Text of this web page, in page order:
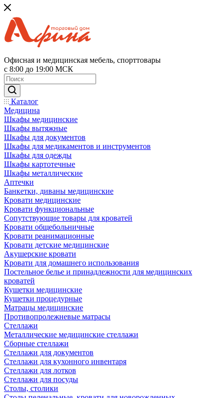
Офисная и медицинская мебель, спорттовары
с 8:00 до 19:00 МСК
Каталог
Медицина
Шкафы медицинские
Шкафы вытяжные
Шкафы для документов
Шкафы для медикаментов и инструментов
Шкафы для одежды
Шкафы картотечные
Шкафы металлические
Аптечки
Банкетки, диваны медицинские
Кровати медицинские
Кровати функциональные
Сопутствующие товары для кроватей
Кровати общебольничные
Кровати реанимационные
Кровати детские медицинские
Акушерские кровати
Кровати для домашнего использования
Постельное белье и принадлежности для медицинских
кроватей
Кушетки медицинские
Кушетки процедурные
Матрацы медицинские
Противопролежневые матрасы
Стеллажи
Металлические медицинские стеллажи
Сборные стеллажи
Стеллажи для документов
Стеллажи для кухонного инвентаря
Стеллажи для лотков
Стеллажи для посуды
Столы, столики